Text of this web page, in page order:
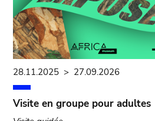
28.11.2025 > 27.09.2026
Visite en groupe pour adultes